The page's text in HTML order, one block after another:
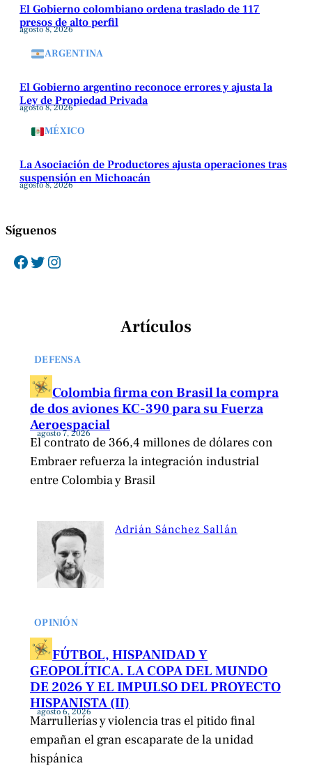
El Gobierno colombiano ordena traslado de 117
presos de alto perfil
agosto 8, 2026
ARGENTINA
El Gobierno argentino reconoce errores y ajusta la
Ley de Propiedad Privada
agosto 8, 2026
MÉXICO
La Asociación de Productores ajusta operaciones tras
suspensión en Michoacán
agosto 8, 2026
Síguenos
Facebook Twitter Instagram
Artículos
DEFENSA
Colombia firma con Brasil la compra
de dos aviones KC-390 para su Fuerza
Aeroespacial
agosto 7, 2026
El contrato de 366,4 millones de dólares con
Embraer refuerza la integración industrial
entre Colombia y Brasil
Adrián Sánchez Sallán
OPINIÓN
FÚTBOL, HISPANIDAD Y
GEOPOLÍTICA. LA COPA DEL MUNDO
DE 2026 Y EL IMPULSO DEL PROYECTO
HISPANISTA (II)
agosto 6, 2026
Marrullerías y violencia tras el pitido final
empañan el gran escaparate de la unidad
hispánica